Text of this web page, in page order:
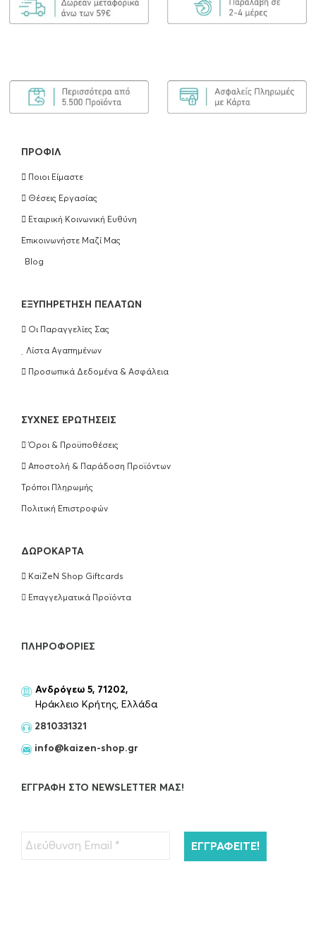
ΠΡΟΦΊΛ
Ποιοι Είμαστε
Θέσεις Εργασίας
Εταιρική Κοινωνική Ευθύνη
Επικοινωνήστε Μαζί Μας
Blog
EΞΥΠΗΡΈΤΗΣΗ ΠΕΛΑΤΏΝ
Οι Παραγγελίες Σας
Λίστα Αγαπημένων
Προσωπικά Δεδομένα & Ασφάλεια
ΣΥΧΝΈΣ ΕΡΩΤΉΣΕΙΣ
Όροι & Προϋποθέσεις
Αποστολή & Παράδοση Προϊόντων
Τρόποι Πληρωμής
Πολιτική Επιστροφών
ΔΩΡΟΚΆΡΤΑ
KaiZeN Shop Giftcards
Επαγγελματικά Προϊόντα
ΠΛΗΡΟΦΟΡΊΕΣ
Ανδρόγεω 5, 71202,
Ηράκλειο Κρήτης, Ελλάδα
2810331321
info@kaizen-shop.gr
ΕΓΓΡΑΦΉ ΣΤΟ NEWSLETTER ΜΑΣ!